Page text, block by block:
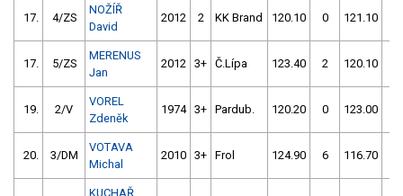
17. 4/ZS
NOŽÍŘ
David
2012 2 KK Brand 120.10 0 121.10
17. 5/ZS
MERENUS
Jan
2012 3+ Č.Lípa 123.40 2 120.10
19. 2/V
VOREL
Zdeněk
1974 3+ Pardub. 120.20 0 123.00
20. 3/DM
VOTAVA
Michal
2010 3+ Frol 124.90 6 116.70
KUCHAŘ